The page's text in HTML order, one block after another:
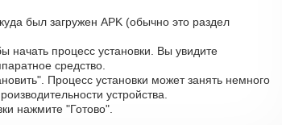
был загружен APK (обычно это раздел
начать процесс установки. Вы увидите
средство.
Процесс установки может занять немного
устройства.
нажмите "Готово".